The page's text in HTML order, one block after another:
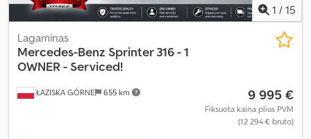
1 / 15
ŁAZISKA GÓRNE 655 km
Lagaminas
Mercedes-Benz Sprinter 316 - 1
OWNER - Serviced!
9 995 €
Fiksuota kaina plius PVM
(12 294 € bruto)